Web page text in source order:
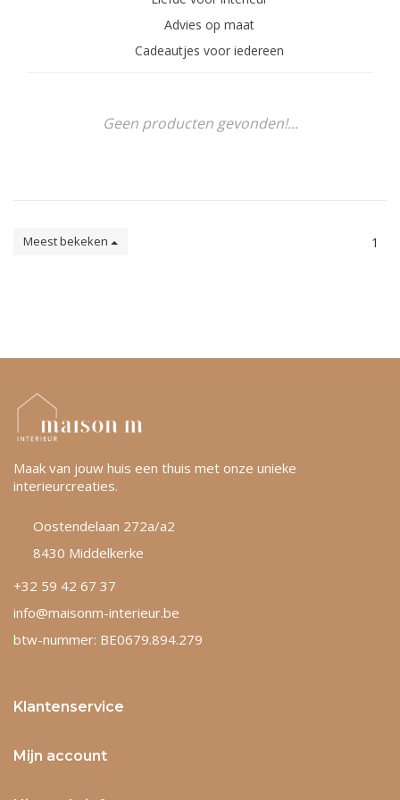
Advies op maat
Cadeautjes voor iedereen
Geen producten gevonden!...
Meest bekeken 1
Maak van jouw huis een thuis met onze unieke
interieurcreaties.
Oostendelaan 272a/a2
8430 Middelkerke
+32 59 42 67 37
info@maisonm-interieur.be
btw-nummer: BE0679.894.279
Klantenservice
Mijn account